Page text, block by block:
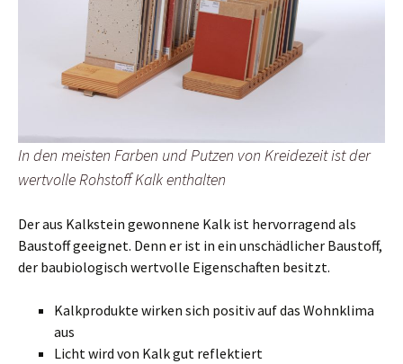
In den meisten Farben und Putzen von Kreidezeit ist der
wertvolle Rohstoff Kalk enthalten
Der aus Kalkstein gewonnene Kalk ist hervorragend als
Baustoff geeignet. Denn er ist in ein unschädlicher Baustoff,
der baubiologisch wertvolle Eigenschaften besitzt.
Kalkprodukte wirken sich positiv auf das Wohnklima
aus
Licht wird von Kalk gut reflektiert